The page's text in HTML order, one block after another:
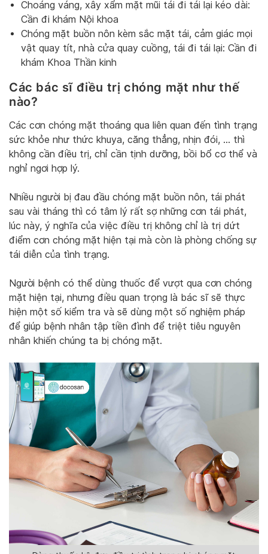
Choáng váng, xây xẩm mặt mũi tái đi tái lại kéo dài:
Cần đi khám Nội khoa
Chóng mặt buồn nôn kèm sắc mặt tái, cảm giác mọi
vật quay tít, nhà cửa quay cuồng, tái đi tái lại: Cần đi
khám Khoa Thần kinh
Các bác sĩ điều trị chóng mặt như thế
nào?
Các cơn chóng mặt thoáng qua liên quan đến tình trạng
sức khỏe như thức khuya, căng thẳng, nhịn đói, … thì
không cần điều trị, chỉ cần tịnh dưỡng, bồi bổ cơ thể và
nghỉ ngơi hợp lý.
Nhiều người bị đau đầu chóng mặt buồn nôn, tái phát
sau vài tháng thì có tâm lý rất sợ những cơn tái phát,
lúc này, ý nghĩa của việc điều trị không chỉ là trị dứt
điểm cơn chóng mặt hiện tại mà còn là phòng chống sự
tái diễn của tình trạng.
Người bệnh có thể dùng thuốc để vượt qua cơn chóng
mặt hiện tại, nhưng điều quan trọng là bác sĩ sẽ thực
hiện một số kiểm tra và sẽ dùng một số nghiệm pháp
để giúp bệnh nhân tập tiền đình để triệt tiêu nguyên
nhân khiến chúng ta bị chóng mặt.